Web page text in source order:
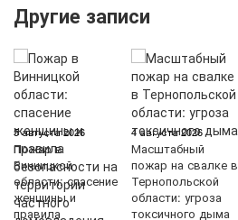
Другие записи
5 августа 2026
Пожар в
Винницкой
области: спасение
женщины и
правила
4 августа 2026
Масштабный
пожар на свалке в
Тернопольской
области: угроза
токсичного дыма